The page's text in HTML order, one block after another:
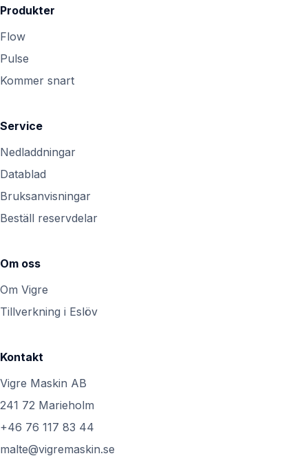
Produkter
Flow
Pulse
Kommer snart
Service
Nedladdningar
Datablad
Bruksanvisningar
Beställ reservdelar
Om oss
Om Vigre
Tillverkning i Eslöv
Kontakt
Vigre Maskin AB
241 72 Marieholm
+46 76 117 83 44
malte@vigremaskin.se